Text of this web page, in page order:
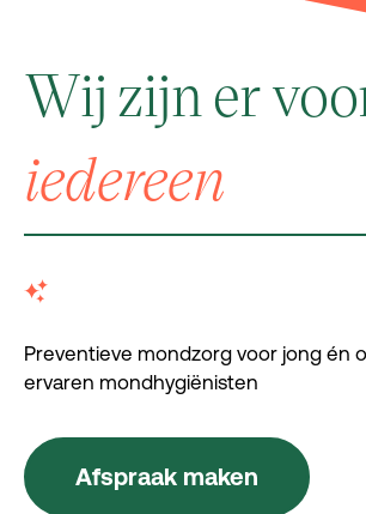
Wij zijn er
iedereen
Preventieve mondzorg voor jong én
ervaren mondhygiënisten
Afspraak maken